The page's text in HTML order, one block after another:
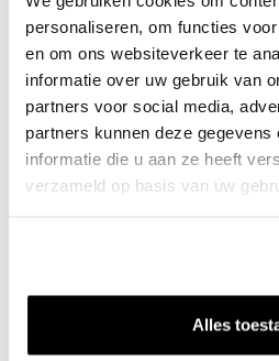
personaliseren, om functies
en om ons websiteverkeer te
informatie over uw gebruik van
partners voor social media,
partners kunnen deze
informatie die u aan ze heeft
verzameld op basis van uw
Alles
BIJPASSENDE